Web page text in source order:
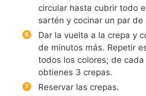
circular hasta cubrir todo
sartén y cocinar un par de
Dar la vuelta a la crepa y
de minutos más. Repetir
todos los colores; de cada
obtienes 3 crepas.
Reservar las crepas.